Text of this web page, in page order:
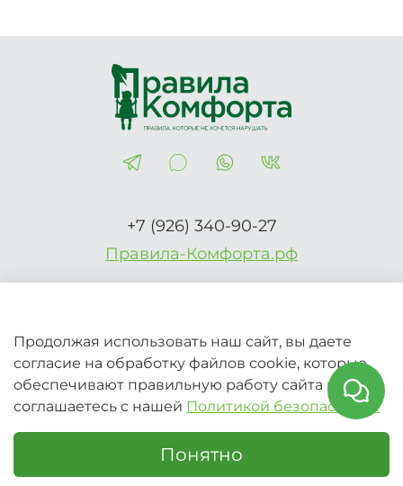
В корзину
+7 (926) 340-90-27
Правила-Комфорта.рф
2026 © Вся информация на сайте носит справочный
характер и не является публичной офертой (Ст.437 ГК
РФ)
Продолжая использовать наш сайт, вы даете
согласие на обработку файлов cookie, которые
обеспечивают правильную работу сайта и
соглашаетесь с нашей Политикой безопасности
Понятно